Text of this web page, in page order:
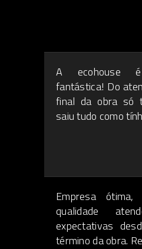
A ecohouse
fantástica! Do
final da obra só
saiu tudo como
Empresa
qualidade
expectativas
término da obra.